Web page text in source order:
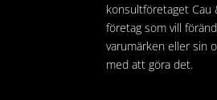
konsultföretaget Cau
företag som vill
varumärken eller sin
med att göra det.